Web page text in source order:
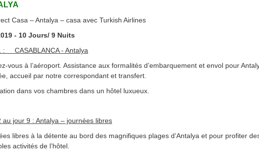
Casa – Antalya – casa avec Turkish Airlines
- 10 Jours/ 9 Nuits
: CASABLANCA - Antalya
vous à l’aéroport. Assistance aux formalités d’embarquement et envol pour
accueil par notre correspondant et transfert.
dans vos chambres dans un hôtel luxueux.
au jour 9 : Antalya – journées libres
libres à la détente au bord des magnifiques plages d’Antalya et pour profiter
activités de l’hôtel.